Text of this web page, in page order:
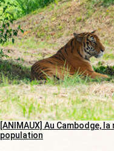
[ANIMAUX] Au Cambodge,
population